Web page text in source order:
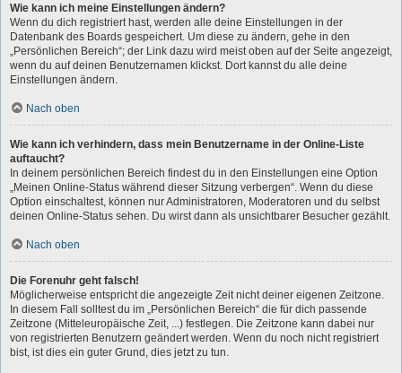
Wie kann ich meine Einstellungen ändern?
Wenn du dich registriert hast, werden alle deine Einstellungen in der
Datenbank des Boards gespeichert. Um diese zu ändern, gehe in den
„Persönlichen Bereich“; der Link dazu wird meist oben auf der Seite angezeigt,
wenn du auf deinen Benutzernamen klickst. Dort kannst du alle deine
Einstellungen ändern.
Nach oben
Wie kann ich verhindern, dass mein Benutzername in der Online-Liste
auftaucht?
In deinem persönlichen Bereich findest du in den Einstellungen eine Option
„Meinen Online-Status während dieser Sitzung verbergen“. Wenn du diese
Option einschaltest, können nur Administratoren, Moderatoren und du selbst
deinen Online-Status sehen. Du wirst dann als unsichtbarer Besucher gezählt.
Nach oben
Die Forenuhr geht falsch!
Möglicherweise entspricht die angezeigte Zeit nicht deiner eigenen Zeitzone.
In diesem Fall solltest du im „Persönlichen Bereich“ die für dich passende
Zeitzone (Mitteleuropäische Zeit, ...) festlegen. Die Zeitzone kann dabei nur
von registrierten Benutzern geändert werden. Wenn du noch nicht registriert
bist, ist dies ein guter Grund, dies jetzt zu tun.